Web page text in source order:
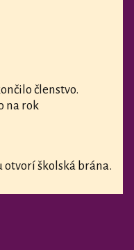
členstvo.
na rok
školská brána.